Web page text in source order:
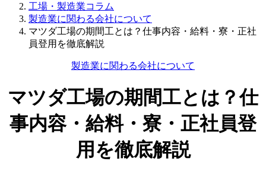
工場・製造業コラム
製造業に関わる会社について
マツダ工場の期間工とは？仕事内容・給料・寮・正社
員登用を徹底解説
製造業に関わる会社について
マツダ工場の期間工とは？仕
事内容・給料・寮・正社員登
用を徹底解説